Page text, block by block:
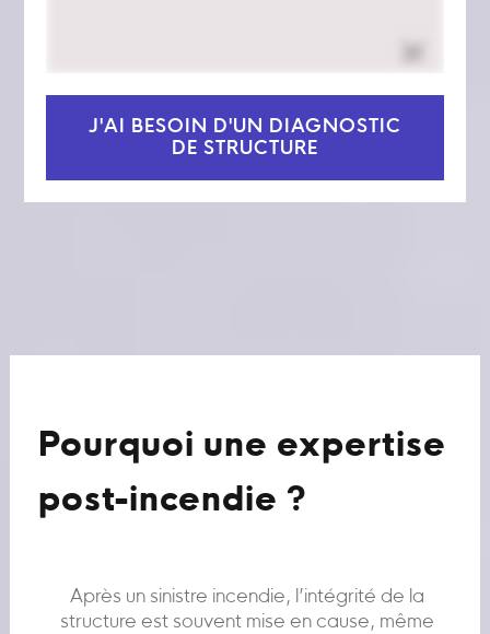
J'AI BESOIN D'UN DIAGNOSTIC
DE STRUCTURE
Pourquoi une expertise
post-incendie ?
Après un sinistre incendie, l’intégrité de la
structure est souvent mise en cause, même